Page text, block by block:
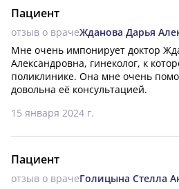
Пациент
отзыв о врачеЖданова Дарья
Мне очень импонирует доктор
Александровна, гинеколог, к
поликлинике. Она мне очень
довольна её консультацией.
15 января 2024 г.
Пациент
отзыв о врачеГолицына Стелла